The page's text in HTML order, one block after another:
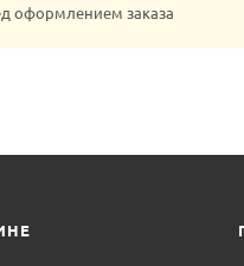
оформлением заказа